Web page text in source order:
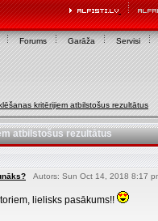
Forums Garāža Servisi
kritērijiem atbilstošus rezultātus
atbilstošus rezultātus
Autors: Sun Oct 14, 2018 8:17
lielisks pasākums!!